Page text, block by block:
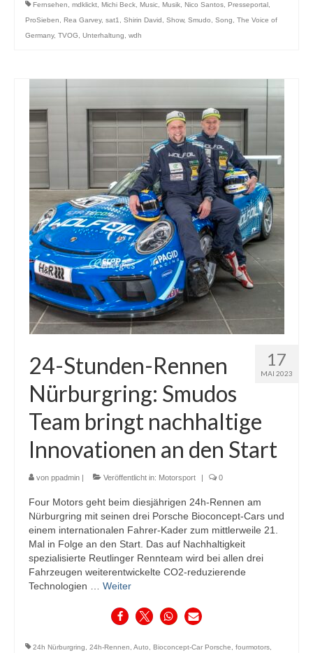
Fernsehen, mdklickt, Michi Beck, Music, Musik, Nico Santos, Presseportal ,
ProSieben, Rea Garvey, sat1, Shirin David , Show, Smudo, Song, The Voice of
Germany, TVOG, Unterhaltung, wdh
17
MAI 2023
24-Stunden-Rennen
Nürburgring: Smudos
Team bringt nachhaltige
Innovationen an den Start
von ppadmin Veröffentlicht in: Motorsport 0
Four Motors geht beim diesjährigen 24h-Rennen am
Nürburgring mit seinen drei Porsche Bioconcept-Cars und
einem internationalen Fahrer-Kader zum mittlerweile 21.
Mal in Folge an den Start. Das auf Nachhaltigkeit
spezialisierte Reutlinger Rennteam wird bei allen drei
Fahrzeugen weiterentwickelte CO2-reduzierende
Technologien … Weiter
24h Nürburgring, 24h-Rennen, Auto, Bioconcept-Car Porsche, fourmotors,